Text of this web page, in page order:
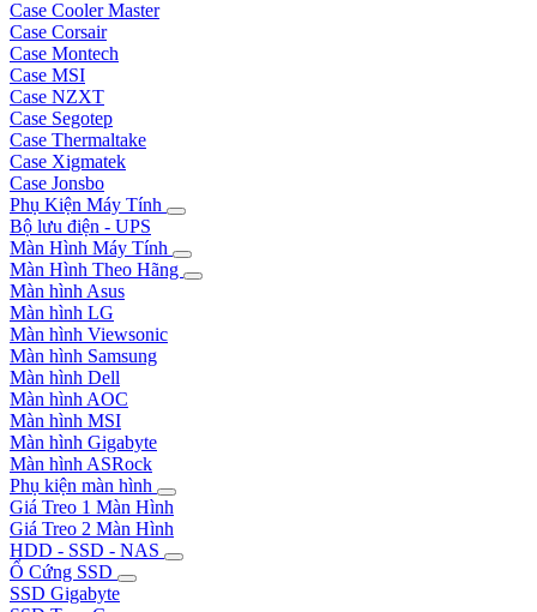
Case Cooler Master
Case Corsair
Case Montech
Case MSI
Case NZXT
Case Segotep
Case Thermaltake
Case Xigmatek
Case Jonsbo
Phụ Kiện Máy Tính
Bộ lưu điện - UPS
Màn Hình Máy Tính
Màn Hình Theo Hãng
Màn hình Asus
Màn hình LG
Màn hình Viewsonic
Màn hình Samsung
Màn hình Dell
Màn hình AOC
Màn hình MSI
Màn hình Gigabyte
Màn hình ASRock
Phụ kiện màn hình
Giá Treo 1 Màn Hình
Giá Treo 2 Màn Hình
HDD - SSD - NAS
Ổ Cứng SSD
SSD Gigabyte